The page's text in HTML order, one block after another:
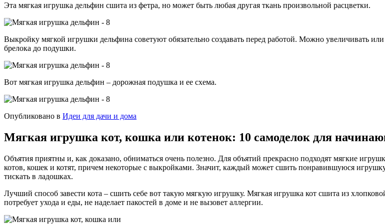
Эта мягкая игрушка дельфин сшита из фетра, но может быть любая другая ткань произвольной расцветки.
Выкройку мягкой игрушки дельфина советуют обязательно создавать перед работой. Можно увеличивать
брелока до подушки.
Вот мягкая игрушка дельфин – дорожная подушка и ее схема.
Опубликовано в Идеи для дачи и дома
Мягкая игрушка кот, кошка или котенок: 10 самоделок для
Объятия приятны и, как доказано, обниматься очень полезно. Для объятий прекрасно подходят мягкие
котов, кошек и котят, причем некоторые с выкройками. Значит, каждый может сшить понравившуюся
тискать в ладошках.
Лучший способ завести кота – сшить себе вот такую мягкую игрушку. Мягкая игрушка кот сшита из
потребует ухода и еды, не наделает пакостей в доме и не вызовет аллергии.